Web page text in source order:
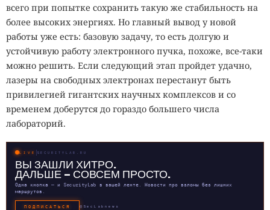
всего при попытке сохранить такую же стабильность на
более высоких энергиях. Но главный вывод у новой
работы уже есть: базовую задачу, то есть долгую и
устойчивую работу электронного пучка, похоже, все-таки
можно решить. Если следующий этап пройдет удачно,
лазеры на свободных электронах перестанут быть
привилегией гигантских научных комплексов и со
временем доберутся до гораздо большего числа
лабораторий.
LIVE SECURITYLAB.RU
ВЫ ЗАШЛИ ХИТРО.
ДАЛЬШЕ — СОВСЕМ ПРОСТО.
Одна кнопка — и SecurityLab в вашей ленте. Новости про взломы без лишних
маршрутов.
ПОДПИСАТЬСЯ @SecLabnews